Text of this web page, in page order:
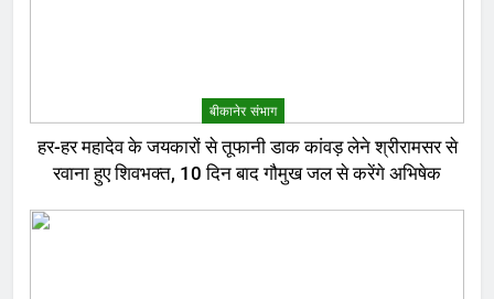
बीकानेर संभाग
हर-हर महादेव के जयकारों से तूफानी डाक कांवड़ लेने श्रीरामसर से
रवाना हुए शिवभक्त, 10 दिन बाद गौमुख जल से करेंगे अभिषेक